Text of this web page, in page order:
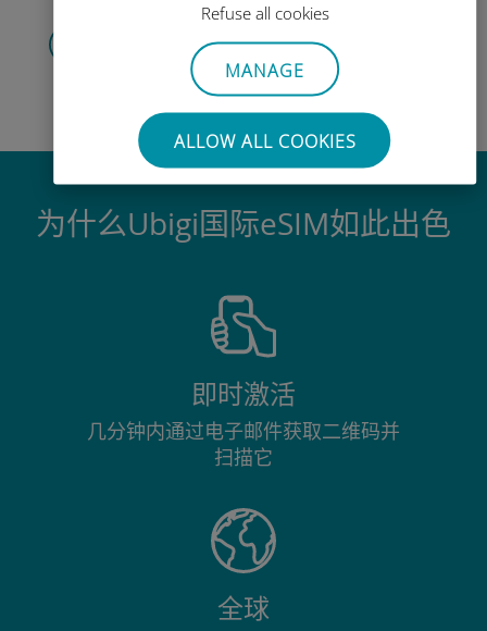
Refuse all cookies
MANAGE
ALLOW ALL COOKIES
创建您的账户
开始使用您的数据套餐，随时随地查
余额并充值。 尽情享受吧！
为什么Ubigi国际eSIM如此出色
即时激活
几分钟内通过电子邮件获取二维码并
扫描它
全球